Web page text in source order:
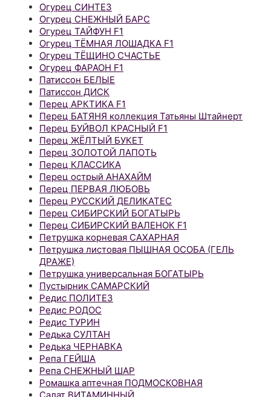
Огурец СИНТЕЗ
Огурец СНЕЖНЫЙ БАРС
Огурец ТАЙФУН F1
Огурец ТЁМНАЯ ЛОШАДКА F1
Огурец ТЁЩИНО СЧАСТЬЕ
Огурец ФАРАОН F1
Патиссон БЕЛЫЕ
Патиссон ДИСК
Перец АРКТИКА F1
Перец БАТЯНЯ коллекция Татьяны Штайнерт
Перец БУЙВОЛ КРАСНЫЙ F1
Перец ЖЁЛТЫЙ БУКЕТ
Перец ЗОЛОТОЙ ЛАПОТЬ
Перец КЛАССИКА
Перец острый АНАХАЙМ
Перец ПЕРВАЯ ЛЮБОВЬ
Перец РУССКИЙ ДЕЛИКАТЕС
Перец СИБИРСКИЙ БОГАТЫРЬ
Перец СИБИРСКИЙ ВАЛЕНОК F1
Петрушка корневая САХАРНАЯ
Петрушка листовая ПЫШНАЯ ОСОБА (ГЕЛЬ
ДРАЖЕ)
Петрушка универсальная БОГАТЫРЬ
Пустырник САМАРСКИЙ
Редис ПОЛИТЕЗ
Редис РОДОС
Редис ТУРИН
Редька СУЛТАН
Редька ЧЕРНАВКА
Репа ГЕЙША
Репа СНЕЖНЫЙ ШАР
Ромашка аптечная ПОДМОСКОВНАЯ